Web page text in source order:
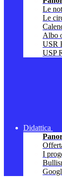
Le
Le
Albo
USR
USP
Didattica
I